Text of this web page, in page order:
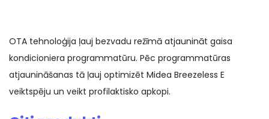
OTA tehnoloģija ļauj bezvadu režīmā atjaunināt gaisa
kondicioniera programmatūru. Pēc programmatūras
atjaunināšanas tā ļauj optimizēt Midea Breezeless E
veiktspēju un veikt profilaktisko apkopi.